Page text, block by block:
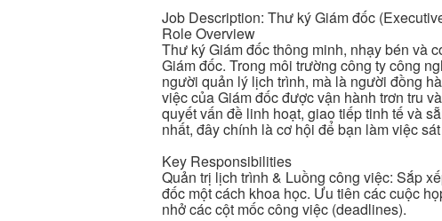
Job Description: Thư ký Giám đốc
Role Overview
Thư ký Giám đốc thông minh, nhạy bén và
Giám đốc. Trong môi trường công ty công
người quản lý lịch trình, mà là người đồng
việc của Giám đốc được vận hành trơn tru
quyết vấn đề linh hoạt, giao tiếp tinh tế và
nhất, đây chính là cơ hội để bạn làm việc
Key Responsibilities
Quản trị lịch trình & Luồng công việc: Sắp
đốc một cách khoa học. Ưu tiên các cuộc
nhở các cột mốc công việc (deadlines).